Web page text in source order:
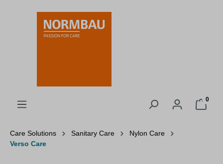
springen
0
Care Solutions Sanitary Care
Nylon Care
Verso Care